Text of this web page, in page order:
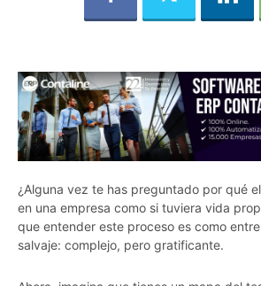
¿Alguna vez te has preguntado por qué
en una empresa como si tuviera vida
que entender este proceso es como
salvaje: complejo, pero gratificante.